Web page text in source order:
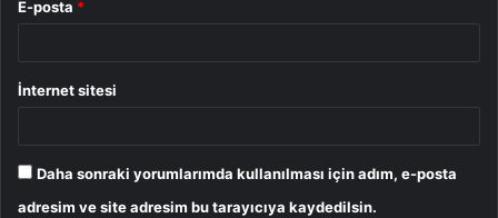
E-posta *
İnternet sitesi
Daha sonraki yorumlarımda kullanılması için adım, e-posta
adresim ve site adresim bu tarayıcıya kaydedilsin.